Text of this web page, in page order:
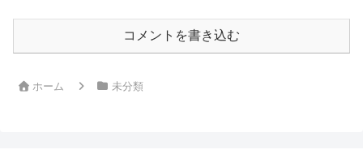
コメントを書き込む
ホーム 未分類